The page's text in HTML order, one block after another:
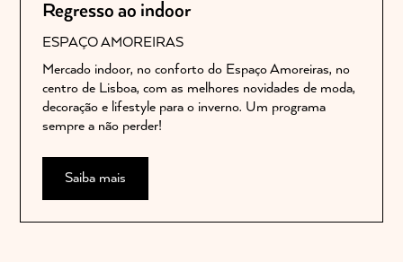
Regresso ao indoor
ESPAÇO AMOREIRAS
Mercado indoor, no conforto do Espaço Amoreiras, no
centro de Lisboa, com as melhores novidades de moda,
decoração e lifestyle para o inverno. Um programa
sempre a não perder!
Saiba mais